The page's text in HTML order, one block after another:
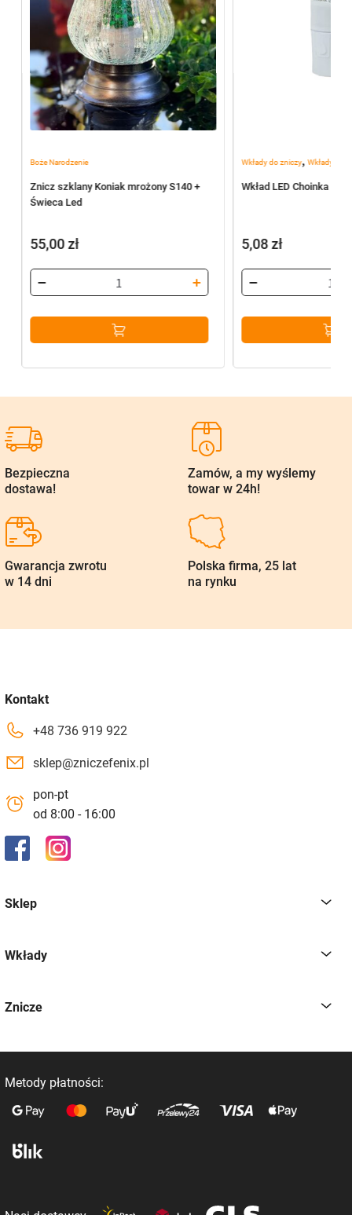
Boże Narodzenie
Znicz szklany Koniak mrożony S140 +
Świeca Led
55,00zł
Wkłady do zniczy,Wkłady
Wkład LED Choinka
5,08zł
Bezpieczna
dostawa!
Zamów, a my wyślemy
towar w 24h!
Gwarancja zwrotu
w 14 dni
Polska firma, 25 lat
na rynku
Kontakt
+48 736 919 922
sklep@zniczefenix.pl
pon-pt
od 8:00 - 16:00
Sklep
Wkłady
Znicze
Metody płatności: